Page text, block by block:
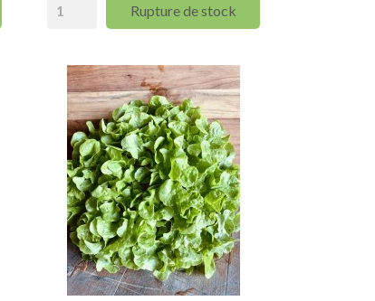
Rupture de stock